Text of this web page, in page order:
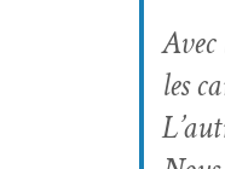
Avec
les